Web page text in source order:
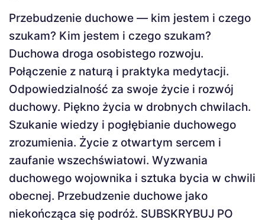
Przebudzenie duchowe — kim jestem i czego
szukam? Kim jestem i czego szukam?
Duchowa droga osobistego rozwoju.
Połączenie z naturą i praktyka medytacji.
Odpowiedzialność za swoje życie i rozwój
duchowy. Piękno życia w drobnych chwilach.
Szukanie wiedzy i pogłębianie duchowego
zrozumienia. Życie z otwartym sercem i
zaufanie wszechświatowi. Wyzwania
duchowego wojownika i sztuka bycia w chwili
obecnej. Przebudzenie duchowe jako
niekończąca się podróż. SUBSKRYBUJ PO